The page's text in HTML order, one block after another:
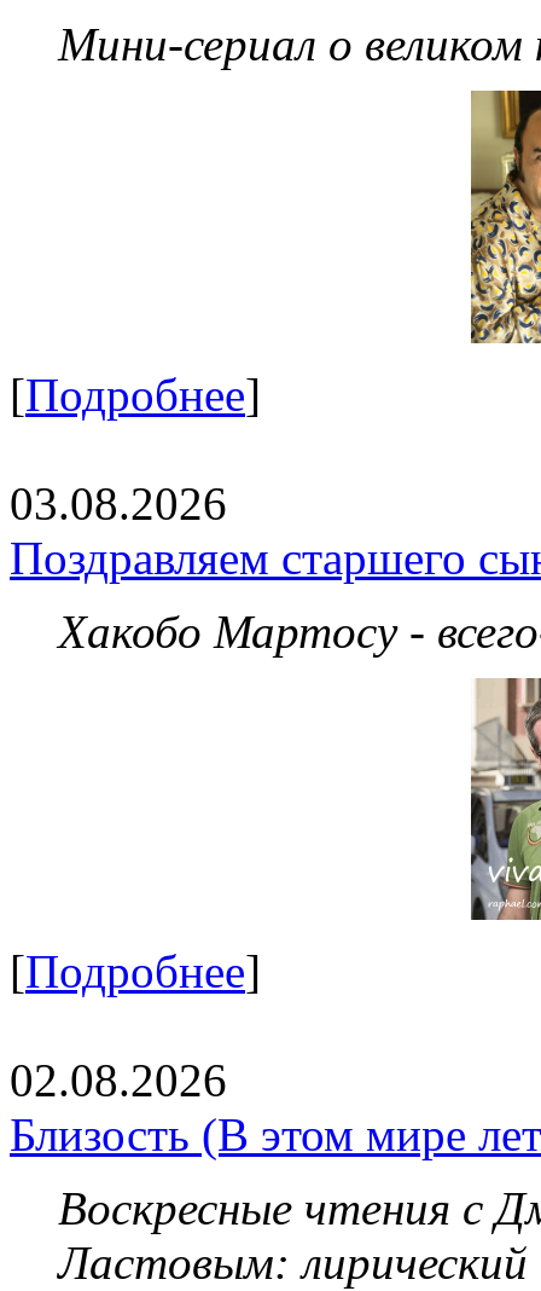
Мини-сериал о великом
[Подробнее]
03.08.2026
Поздравляем старшего
Хакобо Мартосу -
[Подробнее]
02.08.2026
Близость (В этом мире
Воскресные чтения с
Ластовым: